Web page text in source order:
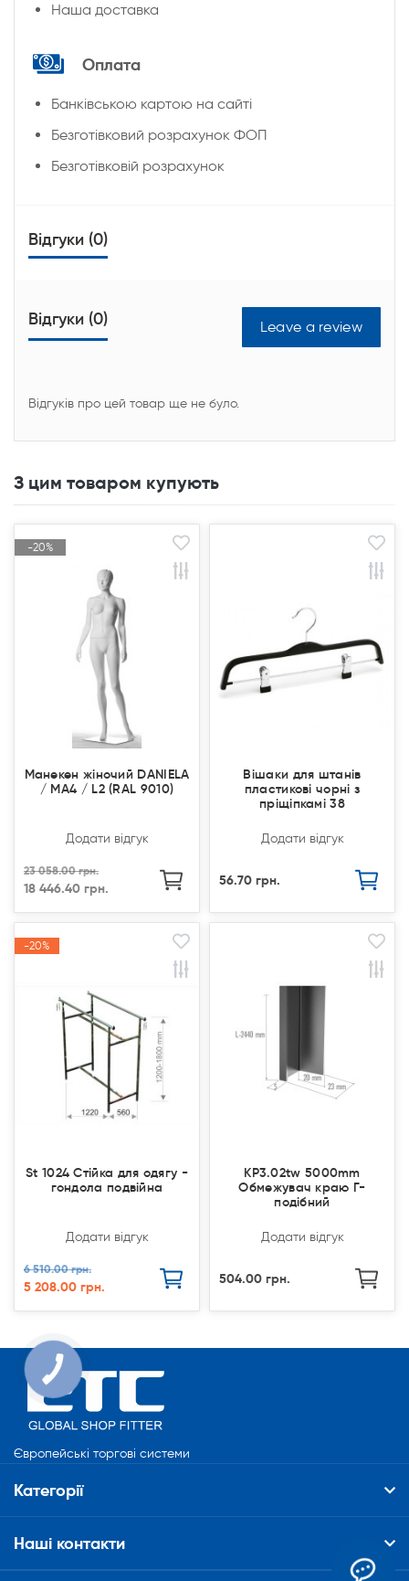
Наша доставка
Оплата
Банківською картою на сайті
Безготівковий розрахунок ФОП
Безготівковій розрахунок
Відгуки (0)
Відгуки (0) Leave a review
Відгуків про цей товар ще не було.
З цим товаром купують
-20%
-20%
Манекен жіночий DANIELA
/ MA4 / L2 (RAL 9010)
Додати відгук
23 058.00 грн.
18 446.40 грн.
Вішаки для штанів
пластикові чорні з
пріщіпкамі 38
Додати відгук
56.70 грн.
-20%
-20%
St 1024 Стійка для одягу -
гондола подвійна
Додати відгук
6 510.00 грн.
5 208.00 грн.
КР3.02tw 5000mm
Обмежувач краю Г-
подібний
Додати відгук
504.00 грн.
Європейські торгові системи
Категорії
Наші контакти
КНОПКА
СВЯЗИ